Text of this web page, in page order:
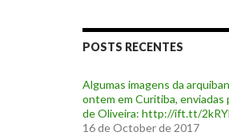
POSTS RECENTES
Algumas imagens da
ontem em Curitiba, enviadas
de Oliveira: http://ift.tt/
16 de October de 2017